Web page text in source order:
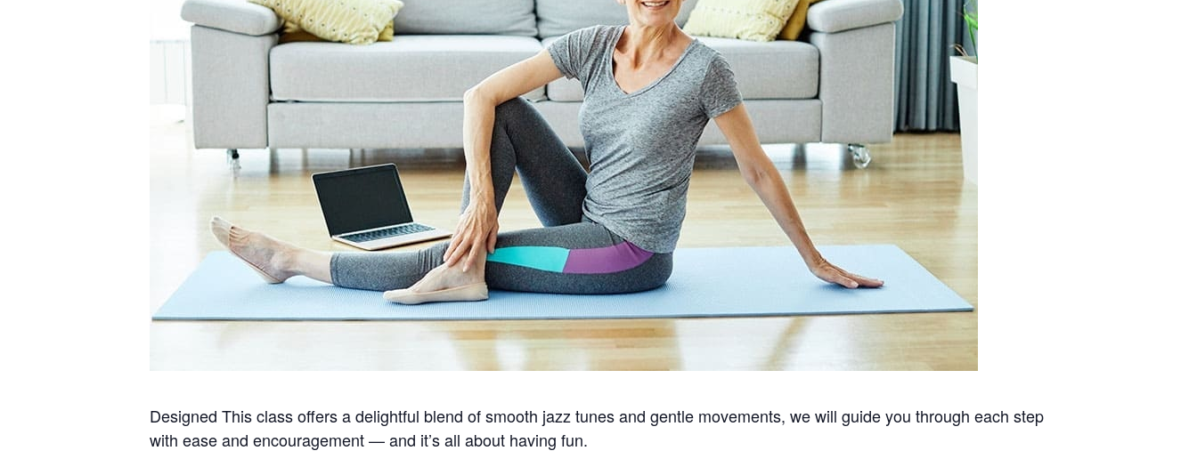
Designed This class offers a delightful blend of smooth jazz tunes and gentle movements, we will guide you through each step
with ease and encouragement — and it’s all about having fun.